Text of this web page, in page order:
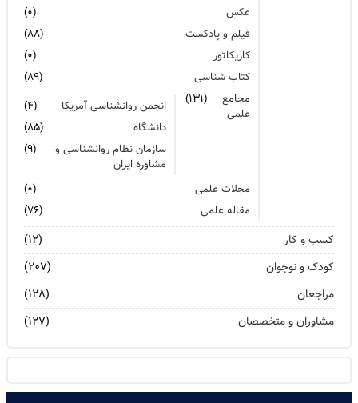
عکس
(۰)
فیلم و پادکست
(۸۸)
کاریکاتور
(۰)
کتاب شناسی
(۸۹)
مجامع
علمی
(۱۳۱) انجمن روانشناسی آمریکا
(۴)
دانشگاه
(۸۵)
سازمان نظام روانشناسی و
مشاوره ایران
(۹)
مجلات علمی
(۰)
مقاله علمی
(۷۶)
کسب و کار
(۱۲)
کودک و نوجوان
(۲۰۷)
مراجعان
(۱۲۸)
مشاوران و متخصصان
(۱۲۷)